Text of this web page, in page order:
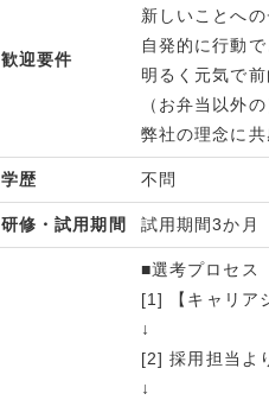
歓迎要件
新しいことへ
自発的に行動
明るく元気で
（お弁当以外
弊社の理念に
学歴 不問
研修・試用期間 試用期間3か
■選考プロセス
[1] 【キャリア
↓
[2] 採用担当よ
↓